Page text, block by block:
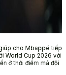
cho Mbappé tiếp
World Cup 2026 với
ở thời điểm mà đội